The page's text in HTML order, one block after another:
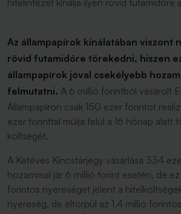
hitelintézet kínálja ilyen rövid futamidőre
Az állampapírok kínálatában viszont
rövid futamidőre törekedni, hiszen
állampapírok jóval csekélyebb
felmutatni. A 6 millió forintból vásárolt
Állampapíron csak 150 ezer forintot
ezer forinttal múlja felül a 16 hónap alatt
költségét.
A Kétéves Kincstárjegy vásárlása 334
hozammal jár 6 millió forint esetén, de
forintos nyereséget jelent a
nyereség, de eltörpül az 1,4 millió